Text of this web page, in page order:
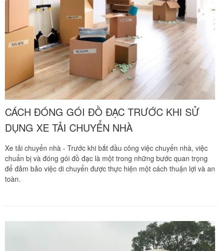
CÁCH ĐÓNG GÓI ĐỒ ĐẠC TRƯỚC KHI SỬ
DỤNG XE TẢI CHUYỂN NHÀ
Xe tải chuyển nhà - Trước khi bắt đầu công việc chuyển nhà, việc
chuẩn bị và đóng gói đồ đạc là một trong những bước quan trọng
để đảm bảo việc di chuyển được thực hiện một cách thuận lợi và an
toàn.